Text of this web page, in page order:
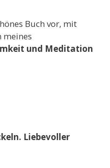
Buch vor, mit
meines
und Meditation
Liebevoller